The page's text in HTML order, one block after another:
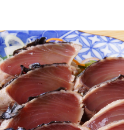
の基礎知識
診断